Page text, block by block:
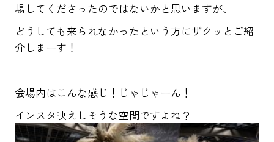
場してくださったのではないかと思いますが、
どうしても来られなかったという方にザクッとご紹
介しまーす！
会場内はこんな感じ！じゃじゃーん！
インスタ映えしそうな空間ですよね？